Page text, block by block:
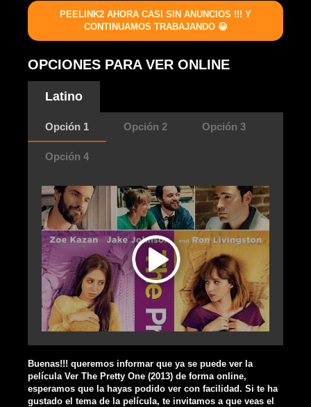
PEELINK2 AHORA CASI SIN ANUNCIOS !!! Y
CONTINUAMOS TRABAJANDO 😀
OPCIONES PARA VER ONLINE
Latino
Opción 1 Opción 2 Opción 3
Opción 4
Buenas!!! queremos informar que ya se puede ver la
película Ver The Pretty One (2013) de forma online,
esperamos que la hayas podido ver con facilidad. Si te ha
gustado el tema de la película, te invitamos a que veas el